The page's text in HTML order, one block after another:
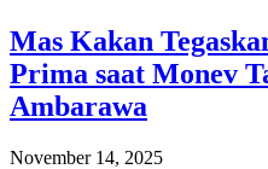
Mas Kakan
Prima saat Monev
Ambarawa
November 14, 2025